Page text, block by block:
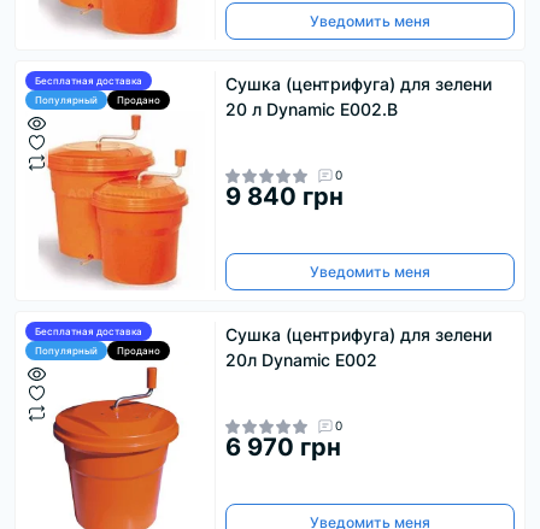
Уведомить меня
Бесплатная доставка
Популярный
Продано
Сушка (центрифуга) для зелени
20 л Dynamic E002.В
0
9 840 грн
Уведомить меня
Бесплатная доставка
Популярный
Продано
Сушка (центрифуга) для зелени
20л Dynamic E002
0
6 970 грн
Уведомить меня